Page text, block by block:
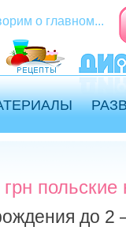
о главном...
польские
до 2